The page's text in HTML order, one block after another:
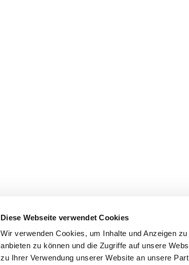
Diese Webseite verwendet Cookies
Wir verwenden Cookies, um Inhalte und Anzeigen
anbieten zu können und die Zugriffe auf unsere
zu Ihrer Verwendung unserer Website an unsere